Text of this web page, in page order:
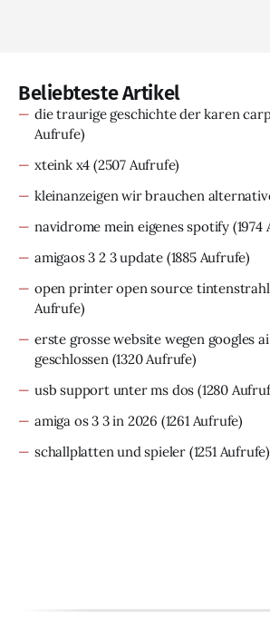
Beliebteste Artikel
die traurige geschichte der karen
Aufrufe)
xteink x4 (2507 Aufrufe)
kleinanzeigen wir brauchen
navidrome mein eigenes spotify (1974
amigaos 3 2 3 update (1885 Aufrufe)
open printer open source
Aufrufe)
erste grosse website wegen googles
geschlossen(1320 Aufrufe)
usb support unter ms dos (1280
amiga os 3 3 in 2026 (1261 Aufrufe)
schallplatten und spieler (1251 Aufrufe)